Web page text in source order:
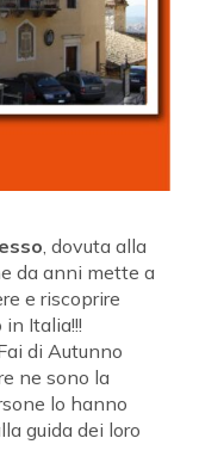
, dovuta alla
da anni mette a
e riscoprire
Italia!!!
di Autunno
ne sono la
lo hanno
guida dei loro